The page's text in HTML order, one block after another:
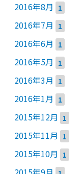
2016年8月 1
2016年7月 1
2016年6月 1
2016年5月 1
2016年3月 1
2016年1月 1
2015年12月 1
2015年11月 1
2015年10月 1